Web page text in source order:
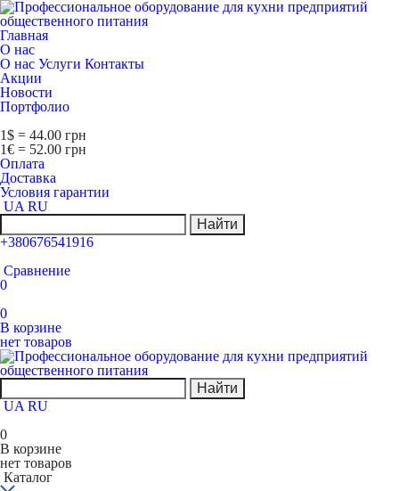
Главная
О нас
О нас Услуги Контакты
Акции
Новости
Портфолио
1$ = 44.00 грн
1€ = 52.00 грн
Оплата
Доставка
Условия гарантии
UA RU
Найти
+380676541916
Сравнение
0
0
В корзине
нет товаров
Найти
UA RU
0
В корзине
нет товаров
Каталог